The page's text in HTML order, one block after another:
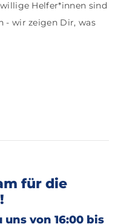
Helfer*innen sind
- wir zeigen Dir, was
für die
von 16:00 bis